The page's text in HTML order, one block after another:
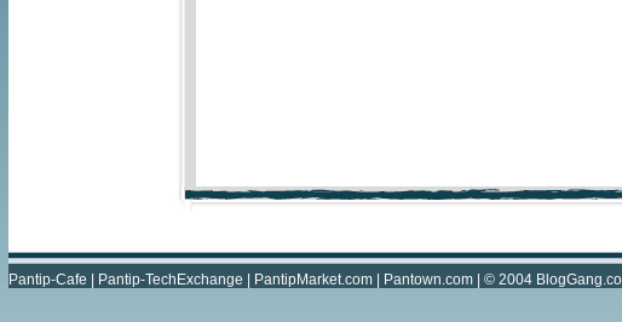
Pantip-Cafe Pantip-TechExchange PantipMarket.com Pantown.com | © 2004